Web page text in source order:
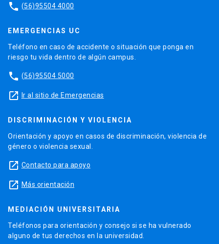
phone (56)95504 4000
EMERGENCIAS UC
Teléfono en caso de accidente o situación que ponga en
riesgo tu vida dentro de algún campus.
phone (56)95504 5000
launch Ir al sitio de Emergencias
DISCRIMINACIÓN Y VIOLENCIA
Orientación y apoyo en casos de discriminación, violencia de
género o violencia sexual.
launch Contacto para apoyo
launch Más orientación
MEDIACIÓN UNIVERSITARIA
Teléfonos para orientación y consejo si se ha vulnerado
alguno de tus derechos en la universidad.